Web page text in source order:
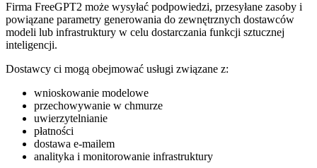
Firma FreeGPT2 może wysyłać podpowiedzi, przesyłane zasoby i
powiązane parametry generowania do zewnętrznych dostawców
modeli lub infrastruktury w celu dostarczania funkcji sztucznej
inteligencji.
Dostawcy ci mogą obejmować usługi związane z:
wnioskowanie modelowe
przechowywanie w chmurze
uwierzytelnianie
płatności
dostawa e-mailem
analityka i monitorowanie infrastruktury